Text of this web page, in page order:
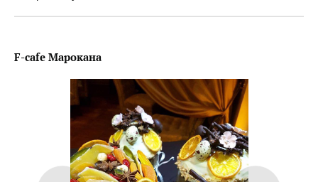
F-cafe Марокана